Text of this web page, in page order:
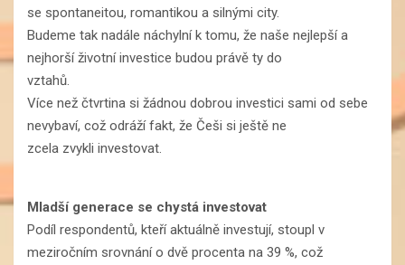
se spontaneitou, romantikou a silnými city.
Budeme tak nadále náchylní k tomu, že naše nejlepší a
nejhorší životní investice budou právě ty do
vztahů.
Více než čtvrtina si žádnou dobrou investici sami od sebe
nevybaví, což odráží fakt, že Češi si ještě ne
zcela zvykli investovat.
Mladší generace se chystá investovat
Podíl respondentů, kteří aktuálně investují, stoupl v
meziročním srovnání o dvě procenta na 39 %, což